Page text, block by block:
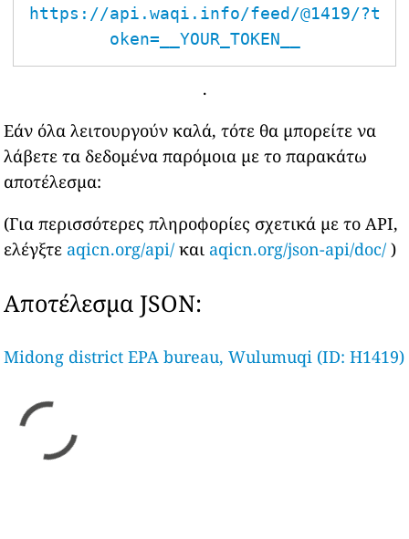
https://api.waqi.info/feed/@1419/?t
oken=__YOUR_TOKEN__
.
Εάν όλα λειτουργούν καλά, τότε θα μπορείτε να
λάβετε τα δεδομένα παρόμοια με το παρακάτω
αποτέλεσμα:
(Για περισσότερες πληροφορίες σχετικά με το API,
ελέγξτε aqicn.org/api/ και aqicn.org/json-api/doc/ )
Αποτέλεσμα JSON:
Midong district EPA bureau, Wulumuqi (ID: H1419)